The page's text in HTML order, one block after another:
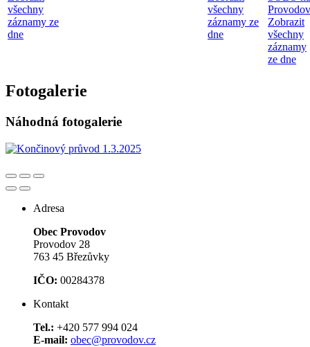
všechny
záznamy ze
dne
všechny
záznamy ze
dne
Zobrazit
všechny
záznamy
ze dne
Fotogalerie
Náhodná fotogalerie
Adresa
Obec Provodov
Provodov 28
763 45 Březůvky
IČO: 00284378
Kontakt
Tel.: +420 577 994 024
E-mail: obec@provodov.cz